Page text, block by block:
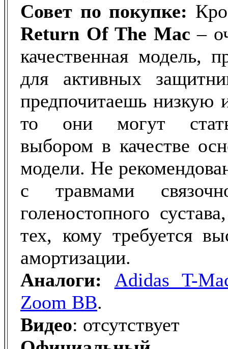
Совет по покупке:
Return Of The Mac –
качественная модель,
для активных
предпочитаешь низкую
то они могут
выбором в качестве
модели. Не
с травмами
голеностопного
тех, кому требуется
амортизации.
Аналоги:
Adidas T-
Zoom BB.
Видео: отсутствует